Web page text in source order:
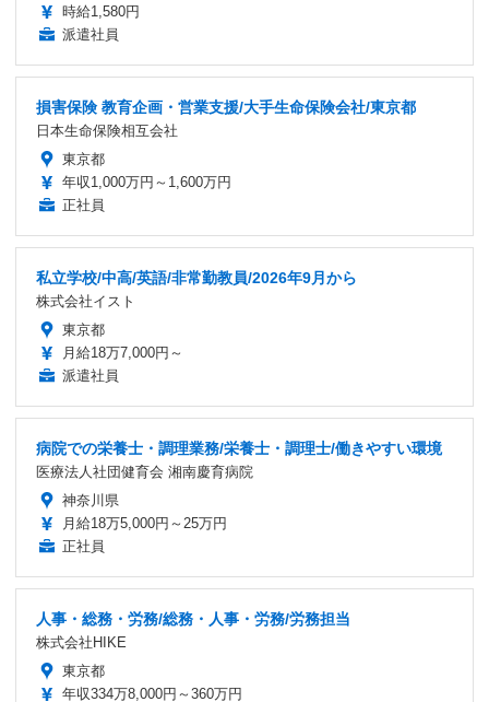
時給1,580円
派遣社員
損害保険 教育企画・営業支援/大手生命保険会社/東京都
日本生命保険相互会社
東京都
年収1,000万円～1,600万円
正社員
私立学校/中高/英語/非常勤教員/2026年9月から
株式会社イスト
東京都
月給18万7,000円～
派遣社員
病院での栄養士・調理業務/栄養士・調理士/働きやすい環境
医療法人社団健育会 湘南慶育病院
神奈川県
月給18万5,000円～25万円
正社員
人事・総務・労務/総務・人事・労務/労務担当
株式会社HIKE
東京都
年収334万8,000円～360万円